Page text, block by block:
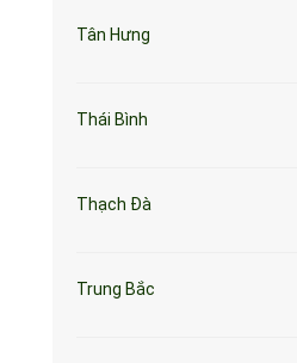
Tân Hưng
Thái Bình
Thạch Đà
Trung Bắc